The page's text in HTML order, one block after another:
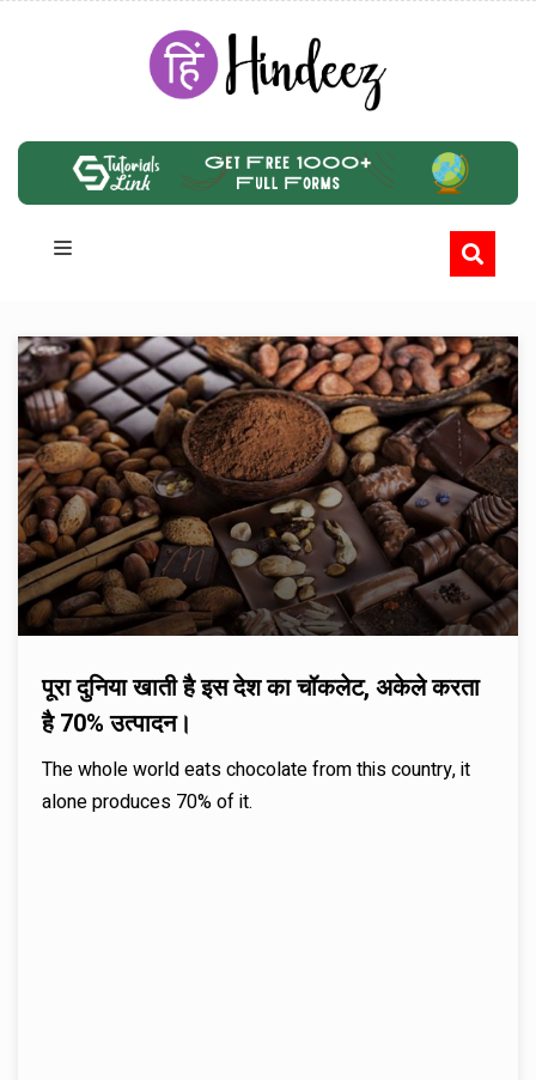
पूरा दुनिया खाती है इस देश का चॉकलेट, अकेले करता
है 70% उत्पादन।
The whole world eats chocolate from this country, it
alone produces 70% of it.